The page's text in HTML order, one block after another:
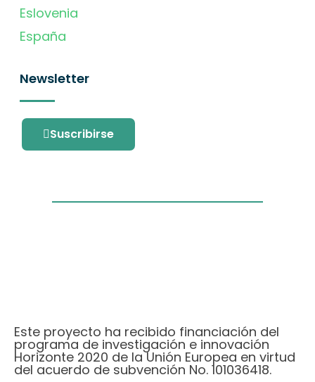
Eslovenia
España
Newsletter
Suscribirse
Este proyecto ha recibido financiación del
programa de investigación e innovación
Horizonte 2020 de la Unión Europea en virtud
del acuerdo de subvención No. 101036418.